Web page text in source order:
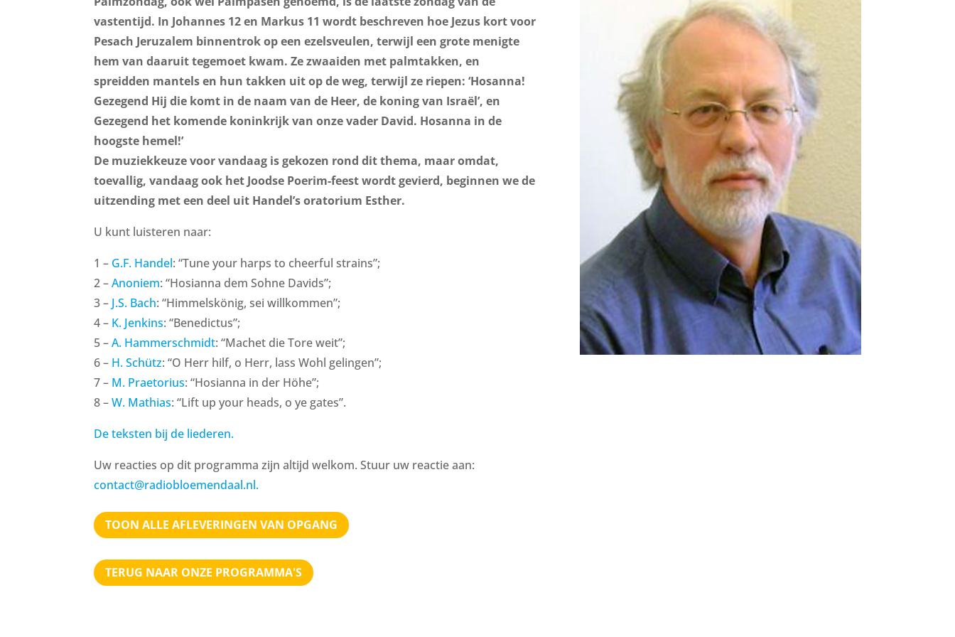
of
verlagen.
vastentijd. In Johannes 12 en Markus 11 wordt beschreven hoe Jezus kort voor
Pesach Jeruzalem binnentrok op een ezelsveulen, terwijl een grote menigte
hem van daaruit tegemoet kwam. Ze zwaaiden met palmtakken, en
spreidden mantels en hun takken uit op de weg, terwijl ze riepen: ‘Hosanna!
Gezegend Hij die komt in de naam van de Heer, de koning van Israël’, en
Gezegend het komende koninkrijk van onze vader David. Hosanna in de
hoogste hemel!’
De muziekkeuze voor vandaag is gekozen rond dit thema, maar omdat,
toevallig, vandaag ook het Joodse Poerim-feest wordt gevierd, beginnen we de
uitzending met een deel uit Handel’s oratorium Esther.
U kunt luisteren naar:
1 – G.F. Handel: “Tune your harps to cheerful strains”;
2 –Anoniem: “Hosianna dem Sohne Davids”;
3 – J.S. Bach: “Himmelskönig, sei willkommen”;
4 – K. Jenkins: “Benedictus”;
5 –A. Hammerschmidt: “Machet die Tore weit”;
6 – H. Schütz: “O Herr hilf, o Herr, lass Wohl gelingen”;
7 – M. Praetorius: “Hosianna in der Höhe”;
8 –W. Mathias: “Lift up your heads, o ye gates”.
De teksten bij de liederen.
Uw reacties op dit programma zijn altijd welkom. Stuur uw reactie aan:
contact@radiobloemendaal.nl.
TOON ALLE AFLEVERINGEN VAN OPGANG
TERUG NAAR ONZE PROGRAMMA'S